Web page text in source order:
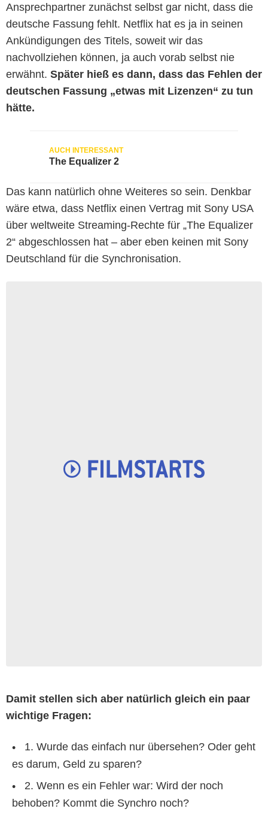
Ansprechpartner zunächst selbst gar nicht, dass die
deutsche Fassung fehlt. Netflix hat es ja in seinen
Ankündigungen des Titels, soweit wir das
nachvollziehen können, ja auch vorab selbst nie
erwähnt. Später hieß es dann, dass das Fehlen der
deutschen Fassung „etwas mit Lizenzen“ zu tun
hätte.
The Equalizer 2
Das kann natürlich ohne Weiteres so sein. Denkbar
wäre etwa, dass Netflix einen Vertrag mit Sony USA
über weltweite Streaming-Rechte für „The Equalizer
2“ abgeschlossen hat – aber eben keinen mit Sony
Deutschland für die Synchronisation.
Damit stellen sich aber natürlich gleich ein paar
wichtige Fragen:
1. Wurde das einfach nur übersehen? Oder geht
es darum, Geld zu sparen?
2. Wenn es ein Fehler war: Wird der noch
behoben? Kommt die Synchro noch?